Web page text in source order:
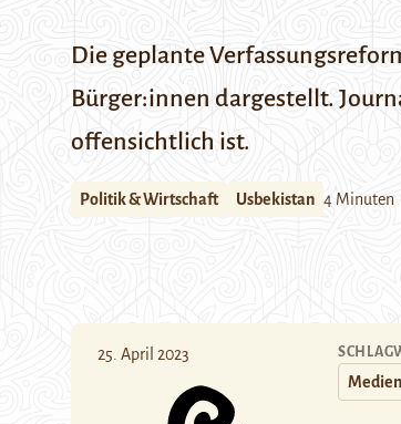
Die geplante
Bürger:innen dargestellt.
offensichtlich ist.
Politik & Wirtschaft Usbekistan 4 Minuten
25. April 2023
Medien